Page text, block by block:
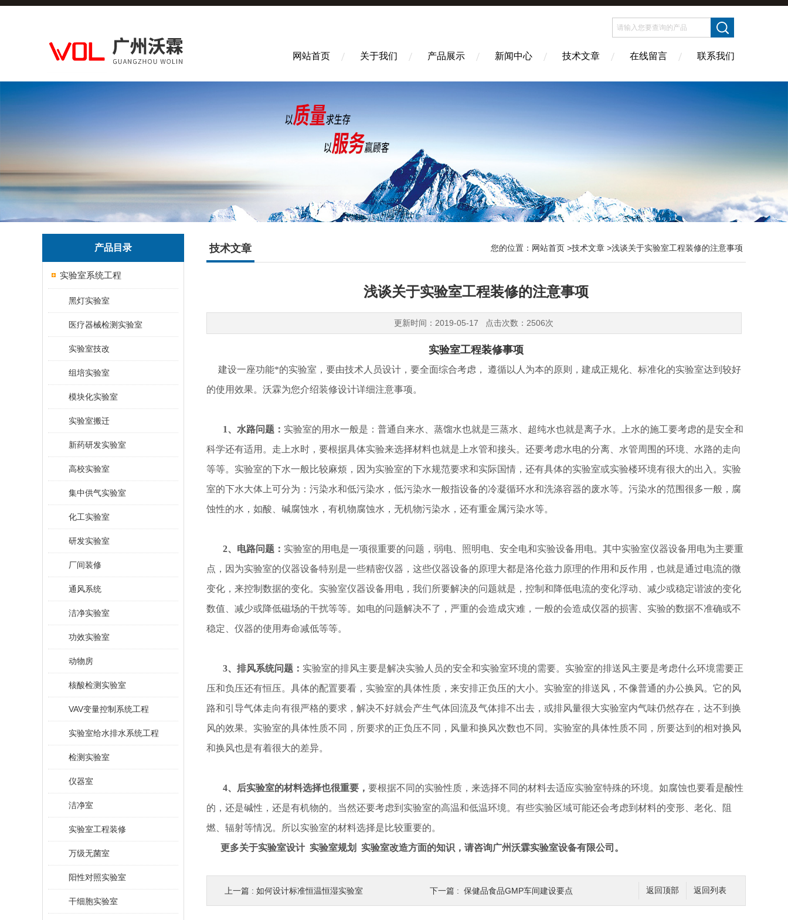
网站首页 关于我们 产品展示 新闻中心 技术文章 在线留言 联系我们
产品目录
实验室系统工程
黑灯实验室
医疗器械检测实验室
实验室技改
组培实验室
模块化实验室
实验室搬迁
新药研发实验室
高校实验室
集中供气实验室
化工实验室
研发实验室
厂间装修
通风系统
洁净实验室
功效实验室
动物房
核酸检测实验室
VAV变量控制系统工程
实验室给水排水系统工程
检测实验室
仪器室
洁净室
实验室工程装修
万级无菌室
阳性对照实验室
干细胞实验室
技术文章 您的位置： 网站首页 >技术文章 >浅谈关于实验室工程装修的注意事项
浅谈关于实验室工程装修的注意事项
更新时间：2019-05-17 点击次数：2506次
实验室工程装修事项
建设一座功能*的实验室，要由技术人员设计，要全面综合考虑， 遵循以人为本的原则，建成正规化、标准化的实验室达到较好
的使用效果。沃霖为您介绍装修设计详细注意事项。
1、水路问题： 实验室的用水一般是：普通自来水、蒸馏水也就是三蒸水、超纯水也就是离子水。上水的施工要考虑的是安全和
科学还有适用。走上水时，要根据具体实验来选择材料也就是上水管和接头。还要考虑水电的分离、水管周围的环境、水路的走向
等等。实验室的下水一般比较麻烦，因为实验室的下水规范要求和实际国情，还有具体的实验室或实验楼环境有很大的出入。实验
室的下水大体上可分为：污染水和低污染水，低污染水一般指设备的冷凝循环水和洗涤容器的废水等。污染水的范围很多一般，腐
蚀性的水，如酸、碱腐蚀水，有机物腐蚀水，无机物污染水，还有重金属污染水等。
2、电路问题： 实验室的用电是一项很重要的问题，弱电、照明电、安全电和实验设备用电。其中实验室仪器设备用电为主要重
点，因为实验室的仪器设备特别是一些精密仪器，这些仪器设备的原理大都是洛伦兹力原理的作用和反作用，也就是通过电流的微
变化，来控制数据的变化。实验室仪器设备用电，我们所要解决的问题就是，控制和降低电流的变化浮动、减少或稳定谐波的变化
数值、减少或降低磁场的干扰等等。如电的问题解决不了，严重的会造成灾难，一般的会造成仪器的损害、实验的数据不准确或不
稳定、仪器的使用寿命减低等等。
3、排风系统问题： 实验室的排风主要是解决实验人员的安全和实验室环境的需要。实验室的排送风主要是考虑什么环境需要正
压和负压还有恒压。具体的配置要看，实验室的具体性质，来安排正负压的大小。实验室的排送风，不像普通的办公换风。它的风
路和引导气体走向有很严格的要求，解决不好就会产生气体回流及气体排不出去，或排风量很大实验室内气味仍然存在，达不到换
风的效果。实验室的具体性质不同，所要求的正负压不同，风量和换风次数也不同。实验室的具体性质不同，所要达到的相对换风
和换风也是有着很大的差异。
4、后实验室的材料选择也很重要， 要根据不同的实验性质，来选择不同的材料去适应实验室特殊的环境。如腐蚀也要看是酸性
的，还是碱性，还是有机物的。当然还要考虑到实验室的高温和低温环境。有些实验区域可能还会考虑到材料的变形、老化、阻
燃、辐射等情况。所以实验室的材料选择是比较重要的。
更多关于实验室设计 实验室规划 实验室改造方面的知识，请咨询广州沃霖实验室设备有限公司。
返回列表
返回顶部
上一篇 : 如何设计标准恒温恒湿实验室 下一篇 : 保健品食品GMP车间建设要点